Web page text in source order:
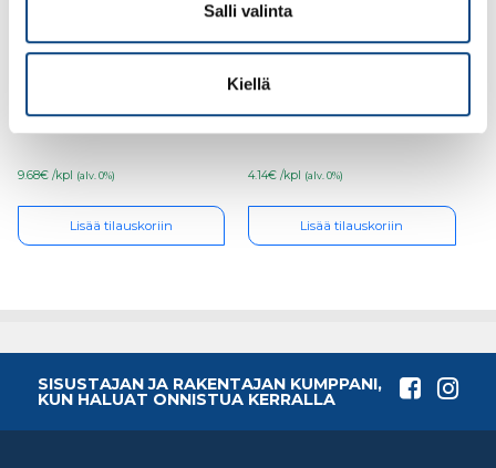
Salli valinta
Kiellä
9.68€ /kpl (alv. 0%)
Lisää tilauskoriin
saumakumi 95×105
viimeistelyyn
4.14€ /kpl (alv. 0%)
Lisää tilauskoriin
SISUSTAJAN JA RAKENTAJAN KUMPPANI,
KUN HALUAT ONNISTUA KERRALLA